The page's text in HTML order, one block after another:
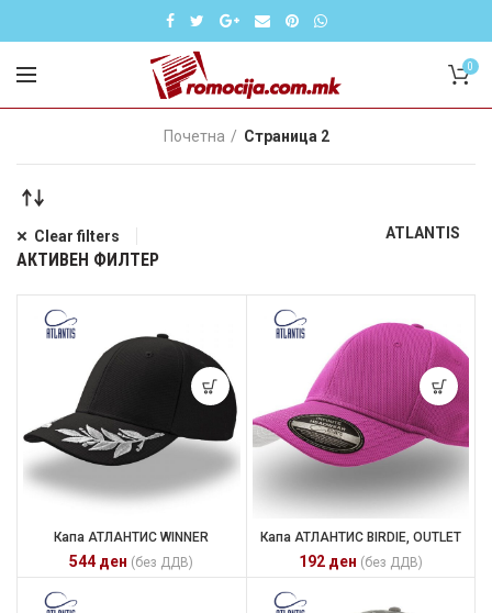
0
Почетна Страница 2
Clear filters
АКТИВЕН ФИЛТЕР
ATLANTIS
Капа АТЛАНТИС WINNER
544ден (без ДДВ)
Капа АТЛАНТИС BIRDIE, OUTLET
192 ден (без ДДВ)